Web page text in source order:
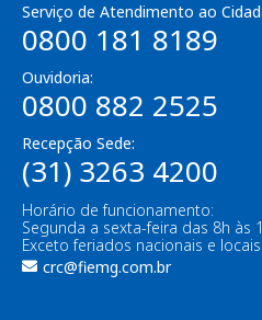
Serviço de Atendimento ao
0800 181 8189
Ouvidoria:
0800 882 2525
Recepção Sede:
(31) 3263 4200
Horário de funcionamento:
Segunda a sexta-feira das 8h às
Exceto feriados nacionais e locais.
crc@fiemg.com.br